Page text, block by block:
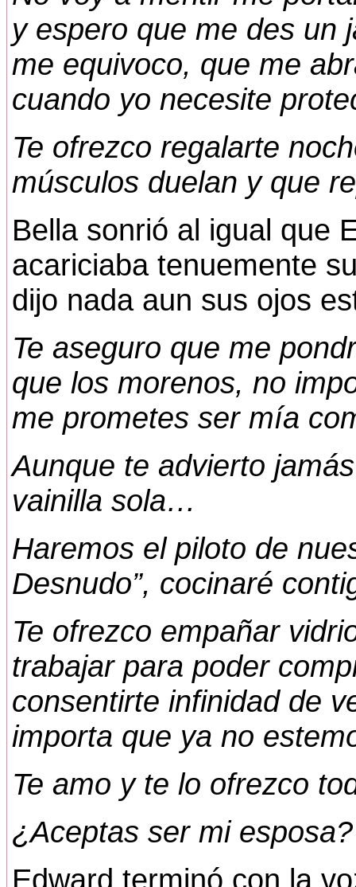
y espero que me des un
me equivoco, que me
cuando yo necesite
Te ofrezco regalarte
músculos duelan y que
Bella sonrió al igual que
acariciaba tenuemente
dijo nada aun sus ojos
Te aseguro que me
que los morenos, no
me prometes ser mía
Aunque te advierto
vainilla sola…
Haremos el piloto de
Desnudo”, cocinaré
Te ofrezco empañar
trabajar para poder
consentirte infinidad de
importa que ya no
Te amo y te lo ofrezco
¿Aceptas ser mi esposa?
Edward terminó con la